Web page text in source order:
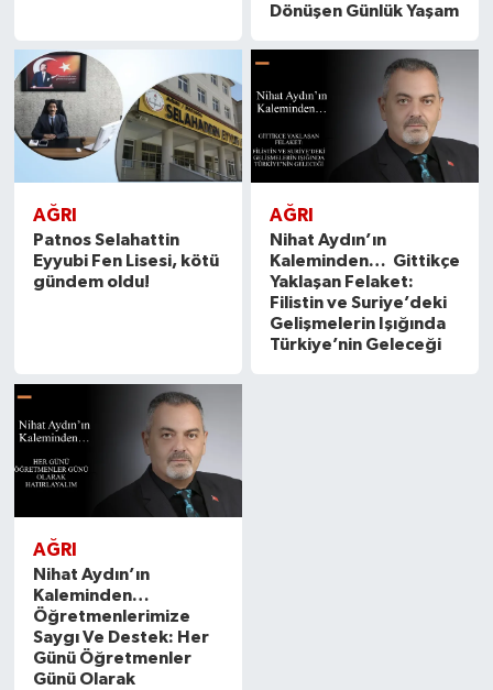
Dönüşen Günlük Yaşam
AĞRI
Patnos Selahattin
Eyyubi Fen Lisesi, kötü
gündem oldu!
AĞRI
Nihat Aydın’ın
Kaleminden… Gittikçe
Yaklaşan Felaket:
Filistin ve Suriye’deki
Gelişmelerin Işığında
Türkiye’nin Geleceği
AĞRI
Nihat Aydın’ın
Kaleminden…
Öğretmenlerimize
Saygı Ve Destek: Her
Günü Öğretmenler
Günü Olarak